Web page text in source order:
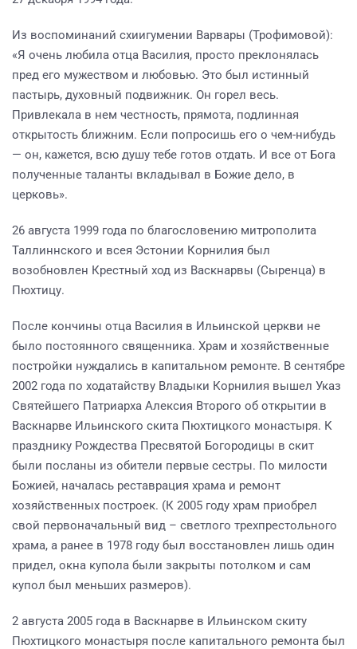
Из воспоминаний схиигумении Варвары (Трофимовой):
«Я очень любила отца Василия, просто преклонялась
пред его мужеством и любовью. Это был истинный
пастырь, духовный подвижник. Он горел весь.
Привлекала в нем честность, прямота, подлинная
открытость ближним. Если попросишь его о чем-нибудь
— он, кажется, всю душу тебе готов отдать. И все от Бога
полученные таланты вкладывал в Божие дело, в
церковь».
26 августа 1999 года по благословению митрополита
Таллиннского и всея Эстонии Корнилия был
возобновлен Крестный ход из Васкнарвы (Сыренца) в
Пюхтицу.
После кончины отца Василия в Ильинской церкви не
было постоянного священника. Храм и хозяйственные
постройки нуждались в капитальном ремонте. В сентябре
2002 года по ходатайству Владыки Корнилия вышел Указ
Святейшего Патриарха Алексия Второго об открытии в
Васкнарве Ильинского скита Пюхтицкого монастыря. К
празднику Рождества Пресвятой Богородицы в скит
были посланы из обители первые сестры. По милости
Божией, началась реставрация храма и ремонт
хозяйственных построек. (К 2005 году храм приобрел
свой первоначальный вид – светлого трехпрестольного
храма, а ранее в 1978 году был восстановлен лишь один
придел, окна купола были закрыты потолком и сам
купол был меньших размеров).
2 августа 2005 года в Васкнарве в Ильинском скиту
Пюхтицкого монастыря после капитального ремонта был